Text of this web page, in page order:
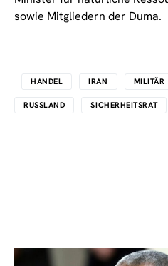
sowie Mitgliedern der Duma.
HANDEL IRAN MILITÄR
RUSSLAND SICHERHEITSRAT